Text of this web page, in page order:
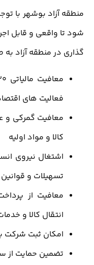
منطقه آزاد بوشهر با
شود تا واقعی و قابل
گذاری در منطقه آزاد
فعالیت های
معافیت گمرکی و
کالا و مواد اولیه
اشتغال نیروی
تسهیلات و قوانین
معافیت از
انتقال کالا و
امکان ثبت شرکت با سهام
تضمین حمایت از